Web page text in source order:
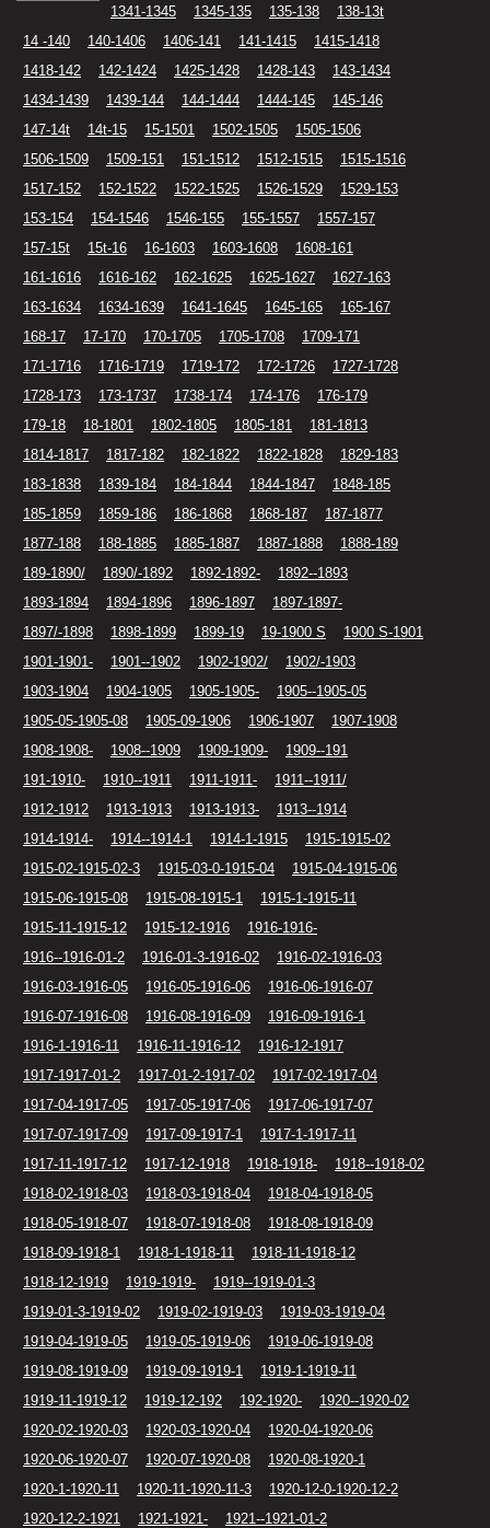
1341-1345
1345-135 135-138
138-13t
14 -140
140-1406 1406-141 141-1415
1415-1418
1418-142
142-1424 1425-1428 1428-143
143-1434
1434-1439
1439-144 144-1444 1444-145
145-146
147-14t
14t-15 15-1501 1502-1505
1505-1506
1506-1509
1509-151 151-1512 1512-1515
1515-1516
1517-152
152-1522 1522-1525 1526-1529
1529-153
153-154
154-1546 1546-155 155-1557
1557-157
157-15t
15t-16 16-1603 1603-1608
1608-161
161-1616
1616-162 162-1625 1625-1627
1627-163
163-1634
1634-1639 1641-1645 1645-165
165-167
168-17
17-170 170-1705 1705-1708
1709-171
171-1716
1716-1719 1719-172 172-1726
1727-1728
1728-173
173-1737 1738-174 174-176
176-179
179-18
18-1801 1802-1805 1805-181
181-1813
1814-1817
1817-182 182-1822 1822-1828
1829-183
183-1838
1839-184 184-1844 1844-1847
1848-185
185-1859
1859-186 186-1868 1868-187
187-1877
1877-188
188-1885 1885-1887 1887-1888
1888-189
189-1890/
1890/-1892 1892-1892-
1892--1893
1893-1894
1894-1896 1896-1897
1897-1897-
1897/-1898
1898-1899 1899-19 19-1900 S
1900 S-1901
1901-1901-
1901--1902 1902-1902/
1902/-1903
1903-1904
1904-1905 1905-1905-
1905--1905-05
1905-05-1905-08
1905-09-1906 1906-1907
1907-1908
1908-1908-
1908--1909 1909-1909-
1909--191
191-1910-
1910--1911 1911-1911-
1911--1911/
1912-1912
1913-1913 1913-1913-
1913--1914
1914-1914-
1914--1914-1 1914-1-1915
1915-1915-02
1915-02-1915-02-3
1915-03-0-1915-04
1915-04-1915-06
1915-06-1915-08
1915-08-1915-1
1915-1-1915-11
1915-11-1915-12
1915-12-1916
1916-1916-
1916--1916-01-2
1916-01-3-1916-02
1916-02-1916-03
1916-03-1916-05
1916-05-1916-06
1916-06-1916-07
1916-07-1916-08
1916-08-1916-09
1916-09-1916-1
1916-1-1916-11
1916-11-1916-12
1916-12-1917
1917-1917-01-2
1917-01-2-1917-02
1917-02-1917-04
1917-04-1917-05
1917-05-1917-06
1917-06-1917-07
1917-07-1917-09
1917-09-1917-1
1917-1-1917-11
1917-11-1917-12
1917-12-1918 1918-1918-
1918--1918-02
1918-02-1918-03
1918-03-1918-04
1918-04-1918-05
1918-05-1918-07
1918-07-1918-08
1918-08-1918-09
1918-09-1918-1
1918-1-1918-11
1918-11-1918-12
1918-12-1919
1919-1919-
1919--1919-01-3
1919-01-3-1919-02
1919-02-1919-03
1919-03-1919-04
1919-04-1919-05
1919-05-1919-06
1919-06-1919-08
1919-08-1919-09
1919-09-1919-1
1919-1-1919-11
1919-11-1919-12
1919-12-192 192-1920-
1920--1920-02
1920-02-1920-03
1920-03-1920-04
1920-04-1920-06
1920-06-1920-07
1920-07-1920-08
1920-08-1920-1
1920-1-1920-11
1920-11-1920-11-3
1920-12-0-1920-12-2
1920-12-2-1921
1921-1921-
1921--1921-01-2